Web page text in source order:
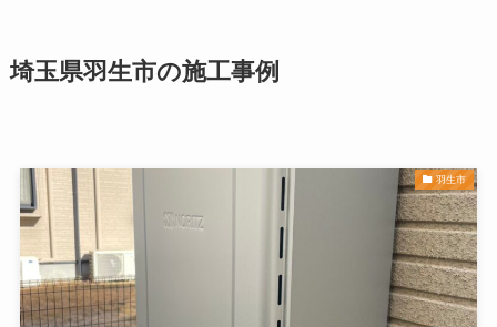
埼玉県羽生市の施工事例
羽生市